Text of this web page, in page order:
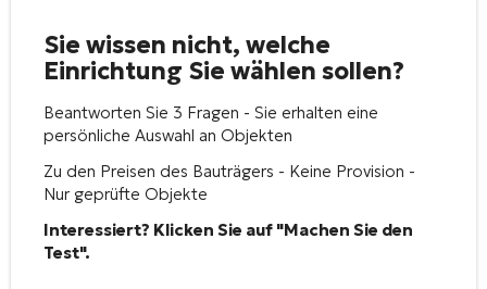
Sie wissen nicht, welche
Einrichtung Sie wählen sollen?
Beantworten Sie 3 Fragen - Sie erhalten eine
persönliche Auswahl an Objekten
Zu den Preisen des Bauträgers - Keine Provision -
Nur geprüfte Objekte
Interessiert? Klicken Sie auf "Machen Sie den
Test".